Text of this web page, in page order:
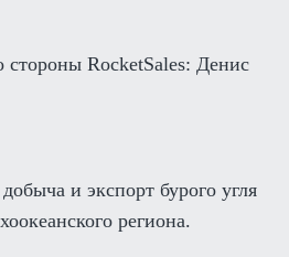
RocketSales: Денис
добыча и экспорт бурого угля
региона.